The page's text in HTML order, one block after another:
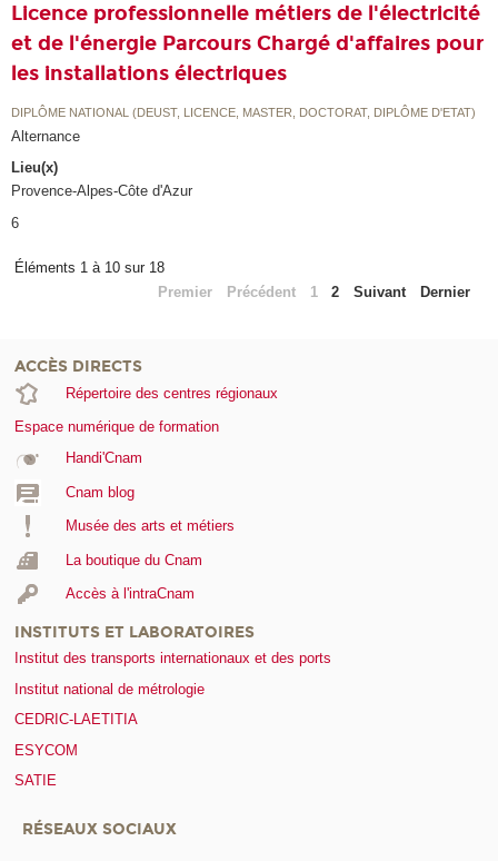
Licence professionnelle métiers de l'électricité
et de l'énergie Parcours Chargé d'affaires pour
les installations électriques
DIPLÔME NATIONAL (DEUST, LICENCE, MASTER, DOCTORAT, DIPLÔME D'ETAT)
Alternance
Lieu(x)
Provence-Alpes-Côte d'Azur
6
Éléments 1 à 10 sur 18
Premier
Précédent 1 2 Suivant Dernier
ACCÈS DIRECTS
Répertoire des centres régionaux
Espace numérique de formation
Handi'Cnam
Cnam blog
Musée des arts et métiers
La boutique du Cnam
Accès à l'intraCnam
INSTITUTS ET LABORATOIRES
Institut des transports internationaux et des ports
Institut national de métrologie
CEDRIC-LAETITIA
ESYCOM
SATIE
RÉSEAUX SOCIAUX